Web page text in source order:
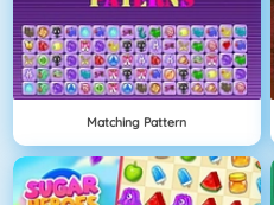
Matching Pattern